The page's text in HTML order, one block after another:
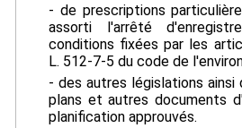
- de prescriptions
assorti l'arrêté
conditions fixées par les
L. 512-7-5 du code de
- des autres législations ainsi
plans et autres documents
planification approuvés.